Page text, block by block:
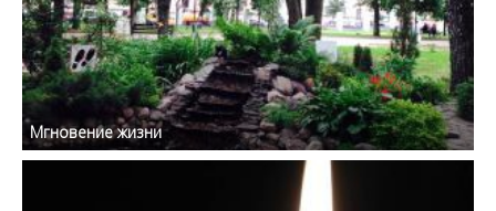
Мгновение жизни